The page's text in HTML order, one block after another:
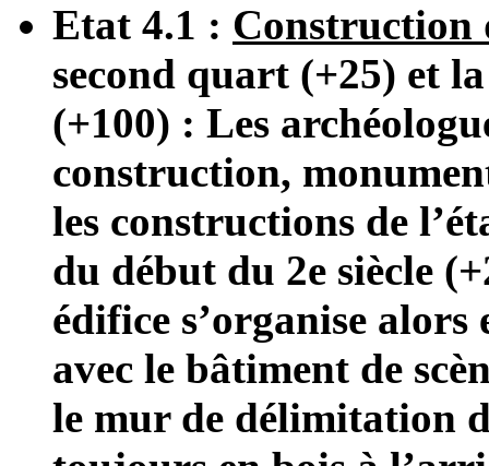
Etat 4.1 : Construction
second quart (+25) et
(+100) : Les
construction,
les constructions de
du début du 2e siècle
édifice s’organise
avec le bâtiment de
le mur de délimitation